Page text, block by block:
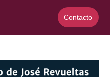
Contacto